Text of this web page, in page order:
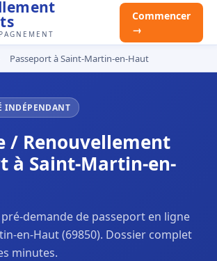
Commencer
→
Passeport à Saint-Martin-en-Haut
INDÉPENDANT
/ Renouvellement
à Saint-Martin-en-
demande de passeport en ligne
en-Haut (69850). Dossier complet
minutes.